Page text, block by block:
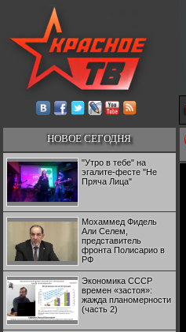
НОВОЕ СЕГОДНЯ
"Утро в тебе" на
эгалите-фесте "Не
Пряча Лица"
Мохаммед Фидель
Али Селем,
представитель
фронта Полисарио в
РФ
Экономика СССР
времен «застоя»:
жажда планомерности
(часть 2)